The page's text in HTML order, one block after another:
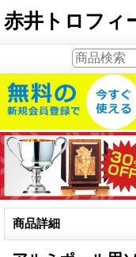
赤井トロフィ
商品詳細